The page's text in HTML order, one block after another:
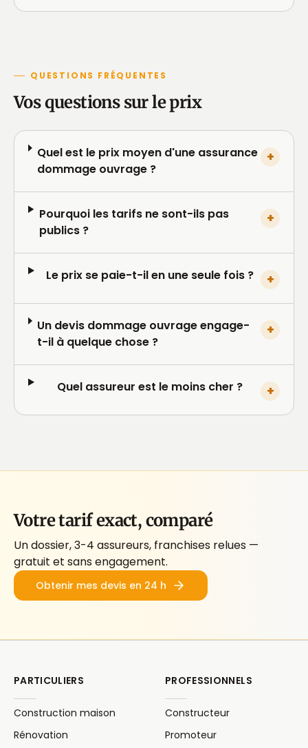
QUESTIONS FRÉQUENTES
Vos questions sur le prix
Quel est le prix moyen d'une assurance
dommage ouvrage ?
+
Pourquoi les tarifs ne sont-ils pas
publics ?
+
Le prix se paie-t-il en une seule fois ? +
Un devis dommage ouvrage engage-
t-il à quelque chose ?
+
Quel assureur est le moins cher ? +
Votre tarif exact, comparé
Un dossier, 3-4 assureurs, franchises relues —
gratuit et sans engagement.
Obtenir mes devis en 24 h
PARTICULIERS
Construction maison
Rénovation
PROFESSIONNELS
Constructeur
Promoteur